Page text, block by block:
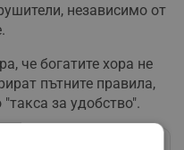
независимо от
че богатите хора не
пътните правила,
за удобство".